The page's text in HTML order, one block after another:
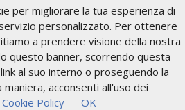
per migliorare la tua esperienza di
personalizzato. Per ottenere
a prendere visione della nostra
questo banner, scorrendo questa
al suo interno o proseguendo la
maniera, acconsenti all'uso dei
Cookie Policy OK